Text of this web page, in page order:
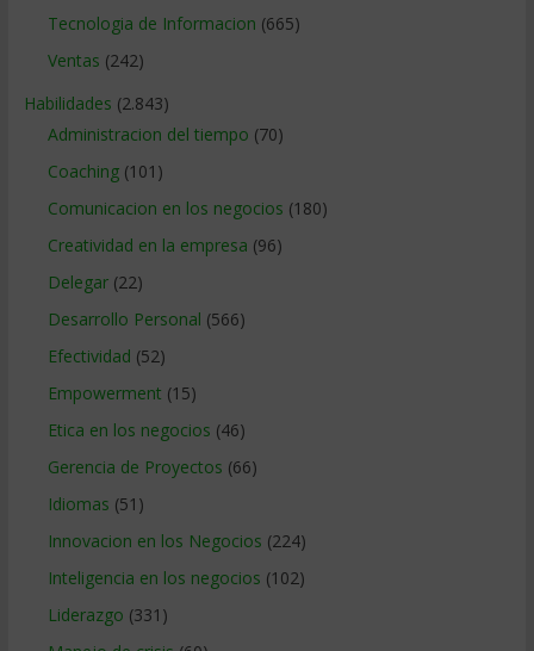
Tecnologia de Informacion (665)
Ventas (242)
Habilidades (2.843)
Administracion del tiempo (70)
Coaching(101)
Comunicacion en los negocios (180)
Creatividad en la empresa (96)
Delegar(22)
Desarrollo Personal (566)
Efectividad (52)
Empowerment (15)
Etica en los negocios (46)
Gerencia de Proyectos (66)
Idiomas (51)
Innovacion en los Negocios (224)
Inteligencia en los negocios (102)
Liderazgo (331)